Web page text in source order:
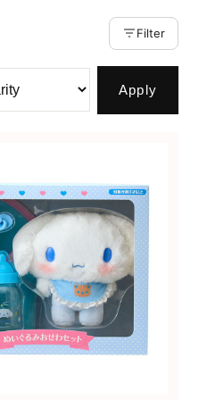
Filter
Apply